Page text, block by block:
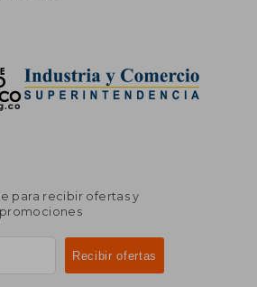
para recibir ofertas y
promociones